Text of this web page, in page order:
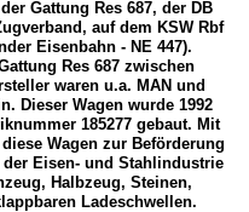
Gattung Res 687, der DB
auf dem KSW Rbf
Eisenbahn - NE 447).
Res 687 zwischen
waren u.a. MAN und
Dieser Wagen wurde 1992
185277 gebaut. Mit
Wagen zur Beförderung
Eisen- und Stahlindustrie
Halbzeug, Steinen,
Ladeschwellen.